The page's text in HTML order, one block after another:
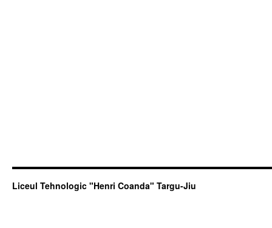
Liceul Tehnologic "Henri Coanda" Targu-Jiu